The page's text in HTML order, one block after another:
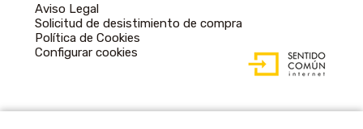
Aviso Legal
Solicitud de desistimiento de compra
Política de Cookies
Configurar cookies
ACCESIBLE CON
GESTOR DE
CONTENIDOS